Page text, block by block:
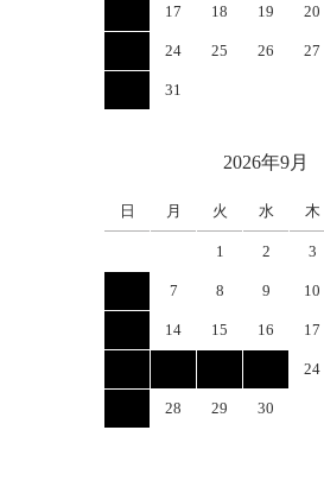
17 18 19 20
24 25 26 27
31
2026年9月
日 月 火 水 木
1 2 3
7 8 9 10
14 15 16 17
24
28 29 30